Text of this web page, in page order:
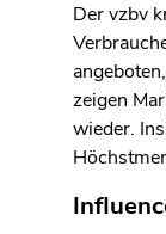
Der vzbv
zeigen
wieder.